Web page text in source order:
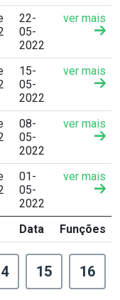
22-
05-
2022
ver mais
15-
05-
2022
ver mais
08-
05-
2022
ver mais
01-
05-
2022
ver mais
Data Funções
15 16